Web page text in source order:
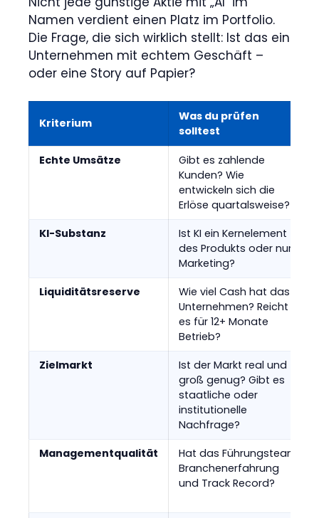
Namen verdient einen Platz im Portfolio.
Die Frage, die sich wirklich stellt: Ist das ein
Unternehmen mit echtem Geschäft –
oder eine Story auf Papier?
Kriterium
Was du prüfen
solltest
Echte Umsätze
Gibt es zahlende
Kunden? Wie
entwickeln sich die
Erlöse quartalsweise?
KI-Substanz
Ist KI ein Kernelement
des Produkts oder nur
Marketing?
Liquiditätsreserve
Wie viel Cash hat das
Unternehmen? Reicht
es für 12+ Monate
Betrieb?
Zielmarkt
Ist der Markt real und
groß genug? Gibt es
staatliche oder
institutionelle
Nachfrage?
Managementqualität
Hat das Führungsteam
Branchenerfahrung
und Track Record?